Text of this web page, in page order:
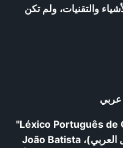
والتقنيات، ولم تكن
عربي
وفقا لمؤلف كتاب "Léxico Português de Origem Árabe"
(معجم الكلمات البرتغالية ذات الأصل العربي)، João Batista